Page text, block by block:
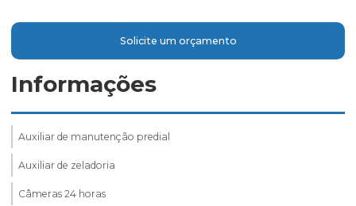
Solicite um orçamento
Informações
Auxiliar de manutenção predial
Auxiliar de zeladoria
Câmeras 24 horas